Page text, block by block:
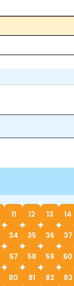
11 12 13 14
34 35 36 37
57 58 59 60
80 81 82 83